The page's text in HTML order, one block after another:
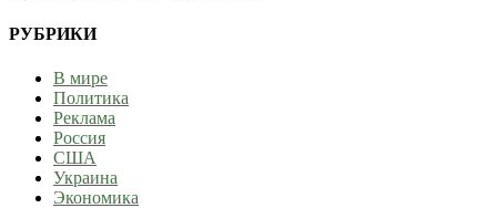
РУБРИКИ
В мире
Политика
Реклама
Россия
США
Украина
Экономика